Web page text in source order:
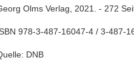
Olms Verlag, 2021. - 272
978-3-487-16047-4 / 3-487-
DNB